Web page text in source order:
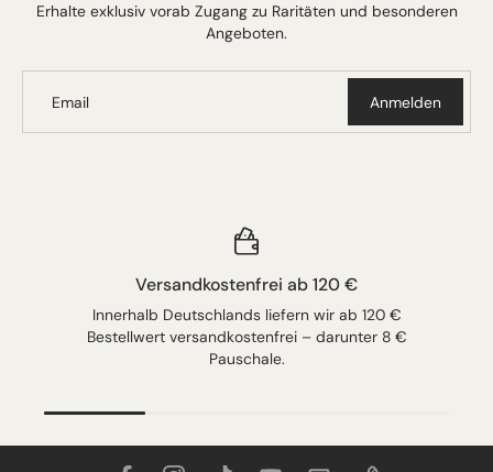
Erhalte exklusiv vorab Zugang zu Raritäten und besonderen
Angeboten.
Email Anmelden
Versandkostenfrei ab 120 €
Innerhalb Deutschlands liefern wir ab 120 €
Bestellwert versandkostenfrei – darunter 8 €
Pauschale.